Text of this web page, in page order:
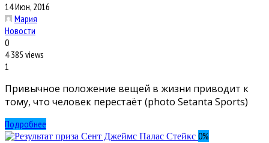
14 Июн, 2016
Мария
Новости
0
4 385 views
1
Привычное положение вещей в жизни приводит к
тому, что человек перестаёт (photo Setanta Sports)
Подробнее
0%